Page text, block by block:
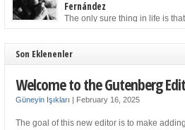
to solution may well be to get more sleep but
you get your 8 hours a night and still feel
Fernández
The only sure thing in life is that
sooner rather than later the leader of the
Revolution would succumb to that most strict
ways by the […]
Son Eklenenler
Welcome to the Gutenberg
Güneyin Işıkları February 16, 2025
The goal of this new editor is to make